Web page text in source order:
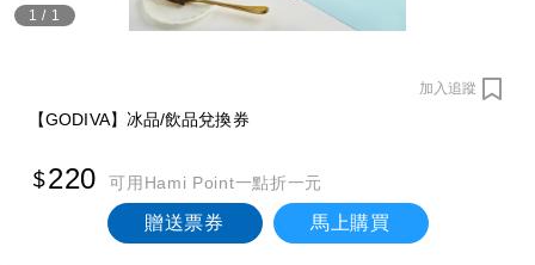
1 / 1
加入追蹤
【GODIVA】冰品/飲品兌換券
220 可用Hami Point一點折一元
贈送票券 馬上購買